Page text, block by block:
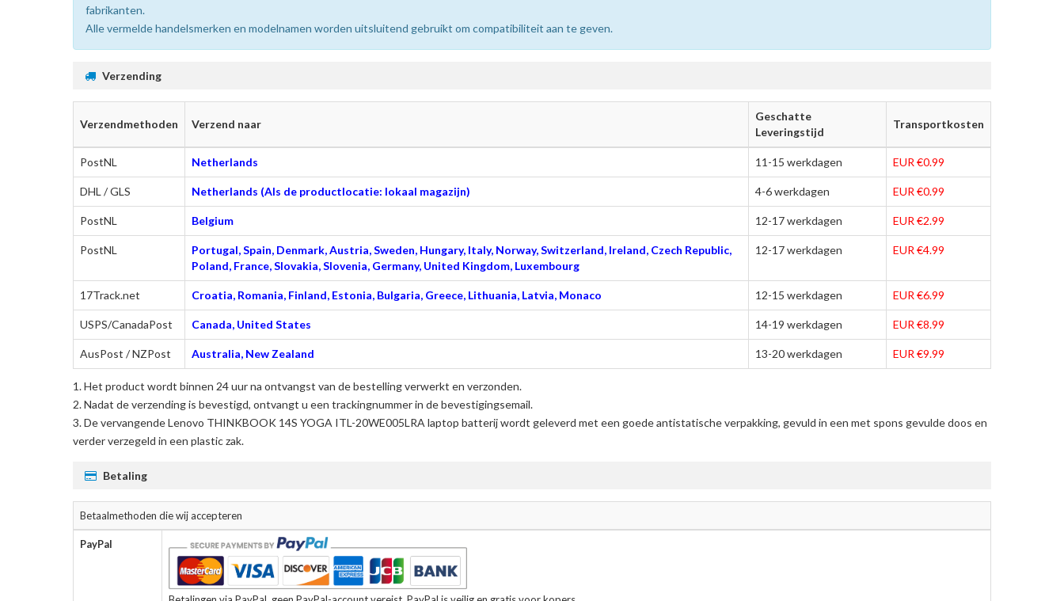
fabrikanten.
Alle vermelde handelsmerken en modelnamen worden uitsluitend gebruikt om compatibiliteit aan te geven.
Verzending
Verzendmethoden Verzend naar
Geschatte
Leveringstijd
Transportkosten
PostNL Netherlands 11-15 werkdagen EUR €0.99
DHL / GLS Netherlands (Als de productlocatie: lokaal magazijn) 4-6 werkdagen EUR €0.99
PostNL Belgium 12-17 werkdagen EUR €2.99
PostNL
Portugal, Spain, Denmark, Austria, Sweden, Hungary, Italy, Norway, Switzerland, Ireland, Czech Republic,
Poland, France, Slovakia, Slovenia, Germany, United Kingdom, Luxembourg
12-17 werkdagen EUR €4.99
17Track.net Croatia, Romania, Finland, Estonia, Bulgaria, Greece, Lithuania, Latvia, Monaco 12-15 werkdagen EUR €6.99
USPS/CanadaPost Canada, United States 14-19 werkdagen EUR €8.99
AusPost / NZPost Australia, New Zealand 13-20 werkdagen EUR €9.99
Het product wordt binnen 24 uur na ontvangst van de bestelling verwerkt en verzonden.
Nadat de verzending is bevestigd, ontvangt u een trackingnummer in de bevestigingsemail.
Devervangende Lenovo THINKBOOK 14S YOGA ITL-20WE005LRA laptop batterijwordt geleverd met een goede antistatische verpakking, gevuld in een met spons gevulde doos en
verder verzegeld in een plastic zak.
Betaling
Betaalmethoden die wij accepteren
PayPal